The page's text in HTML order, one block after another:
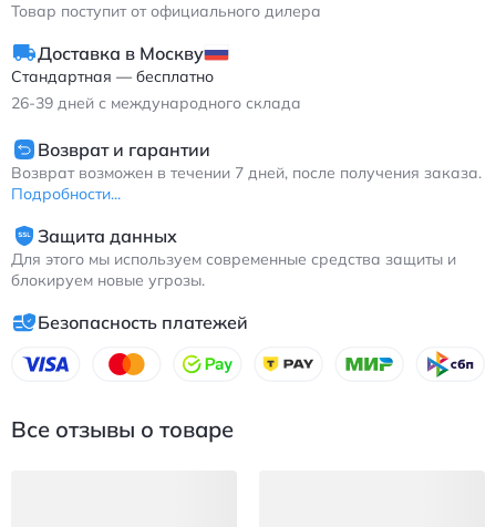
Товар поступит от официального дилера
Доставка в Москву
Стандартная — бесплатно
26-39 дней с международного склада
Возврат и гарантии
Возврат возможен в течении 7 дней, после получения заказа.
Подробности...
Защита данных
Для этого мы используем современные средства защиты и
блокируем новые угрозы.
Безопасность платежей
Все отзывы о товаре